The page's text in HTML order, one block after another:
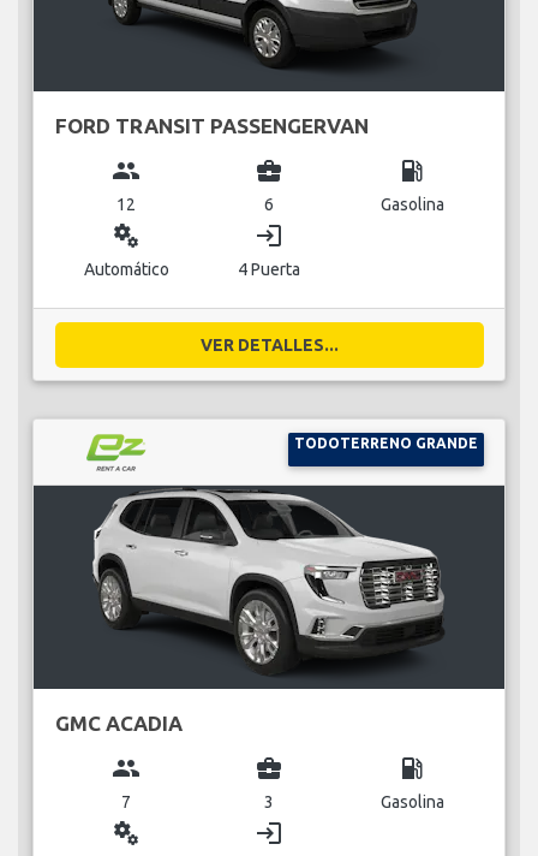
FORD TRANSIT PASSENGERVAN
group
12
business_center
6
local_gas_station
Gasolina
miscellaneous_services
Automático
login
4 Puerta
VER DETALLES...
TODOTERRENO GRANDE
GMC ACADIA
group
7
business_center
3
local_gas_station
Gasolina
miscellaneous_services login